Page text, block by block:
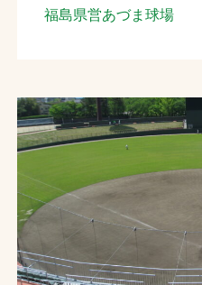
福島県営あづま球場